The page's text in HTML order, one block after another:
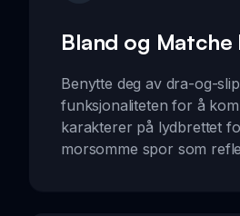
Bland og Matche
Benytte deg av dra-og-
funksjonaliteten for å
karakterer på lydbrettet
morsomme spor som